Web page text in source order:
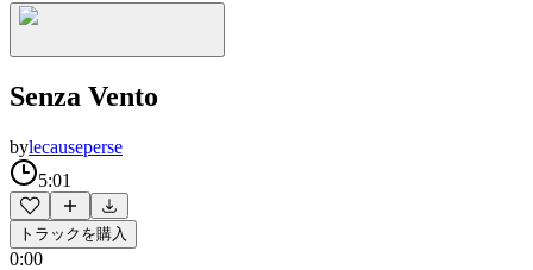
Senza Vento
bylecauseperse
5:01
トラックを購入
0:00